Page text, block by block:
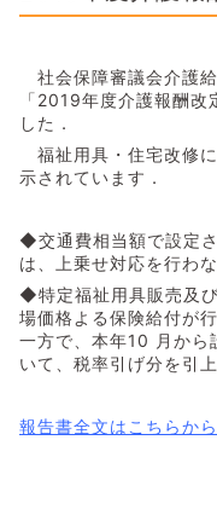
社会保障審議会介護
「2019年度介護報酬
した．
福祉用具・住宅改修
示されています．
◆交通費相当額で設定
は、上乗せ対応を行わ
◆特定福祉用具販売及
場価格よる保険給付が
一方で、本年10 月から
いて、税率引げ分を引
報告書全文はこちらか